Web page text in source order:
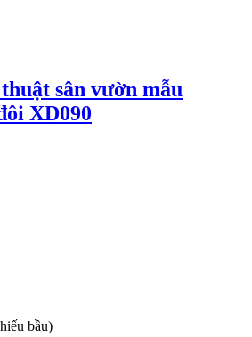
sân vườn mẫu
XD090
bầu)